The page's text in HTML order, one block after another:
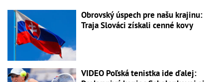
Obrovský úspech pre našu krajinu:
Traja Slováci získali cenné kovy
VIDEO Poľská tenistka ide ďalej: